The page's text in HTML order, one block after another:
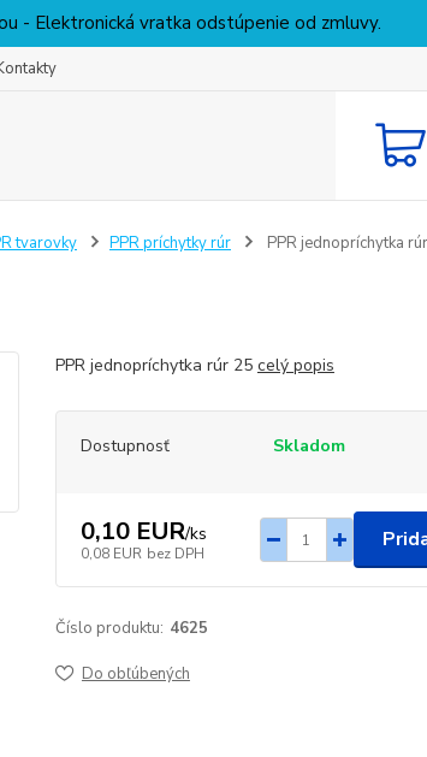
- Elektronická vratka odstúpenie od zmluvy.
tvarovky PPR príchytky rúr PPR jednopríchytka
PPR jednopríchytka rúr 25 celý popis
Dostupnosť Skladom
0,10 EUR/ks
0,08 EUR bez DPH
Číslo produktu: 4625
Do obľúbených